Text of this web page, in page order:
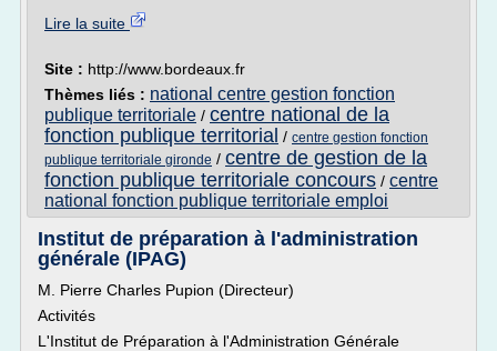
Lire la suite
Site : http://www.bordeaux.fr
Thèmes liés : national centre gestion fonction
publique territoriale / centre national de la
fonction publique territorial / centre gestion fonction
publique territoriale gironde / centre de gestion de la
fonction publique territoriale concours / centre
national fonction publique territoriale emploi
Institut de préparation à l'administration
générale (IPAG)
M. Pierre Charles Pupion (Directeur)
Activités
L'Institut de Préparation à l'Administration Générale